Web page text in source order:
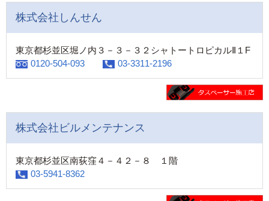
株式会社しんせん
東京都杉並区堀ノ内３－３－３２シャトートロピカルⅡ１F
0120-504-093
03-3311-2196
株式会社ビルメンテナンス
東京都杉並区南荻窪４－４２－８ １階
03-5941-8362